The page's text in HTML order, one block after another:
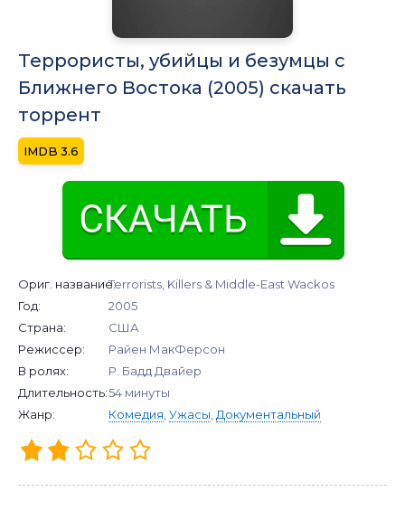
Террористы, убийцы и безумцы с
Ближнего Востока (2005) скачать
торрент
3.6
Ориг. название:Terrorists, Killers & Middle-East Wackos
Год:
2005
Страна:
США
Режиссер:
Райен МакФерсон
В ролях:
Р. Бадд Двайер
Длительность:54 минуты
Жанр:
Комедия Ужасы Документальный